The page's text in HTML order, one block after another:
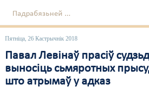
Падрабязьней ...
Пятніца, 26 Кастрычнік 2018
Павал Левінаў прасіў
выносіць сьмяротных
што атрымаў у адказ